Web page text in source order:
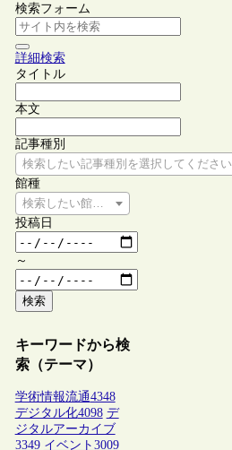
検索フォーム
詳細検索
タイトル
本文
記事種別
検索したい記事種別を選択してください
館種
検索したい館種を選択してください
投稿日
～
検索
キーワードから検
索（テーマ）
学術情報流通4348
デジタル化4098 デ
ジタルアーカイブ
3349 イベント 3009